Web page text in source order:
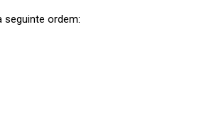
seguinte ordem: